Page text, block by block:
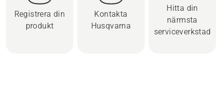
Registrera din
produkt
Kontakta
Husqvarna
Hitta din
närmsta
serviceverkstad